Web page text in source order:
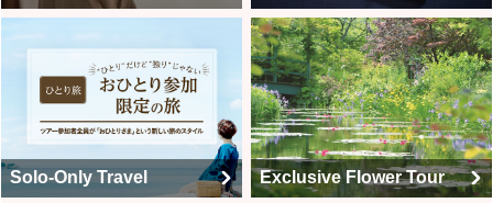
Solo-Only Travel Exclusive Flower Tour